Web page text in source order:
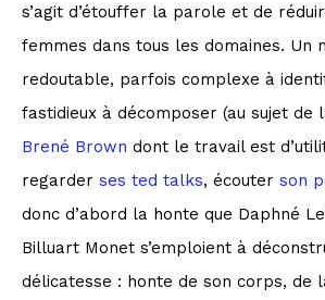
s’agit d’étouffer la parole et de
femmes dans tous les domaines. Un
redoutable, parfois complexe à
fastidieux à décomposer (au sujet de
Brené Brown dont le travail est
regarder ses ted talks, écouter son
donc d’abord la honte que Daphné
Billuart Monet s’emploient à
délicatesse : honte de son corps, de